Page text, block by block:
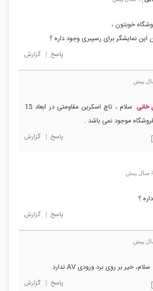
خوبتون ،
نمایشگر برای رسپبری وجود داره ؟
پاسخ | گزارش
خانی
سلام ، تاچ اسکرین مقاومتی در ابعاد 15
موجود نمی باشد .
پاسخ | گزارش
پیش
پاسخ | گزارش
سلام، خیر بر روی برد ورودی AV ندارد
پاسخ | گزارش